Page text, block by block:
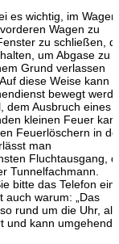
es wichtig, im Wagen
Wagen zu
zu schließen,
um Abgase zu
Grund verlassen
diese Weise kann
bewegt
dem Ausbruch eines
kleinen Feuer
Feuerlöschern in
man
Fluchtausgang,
Tunnelfachmann.
bitte das Telefon
auch warum: „Das
rund um die Uhr,
und kann umgehend